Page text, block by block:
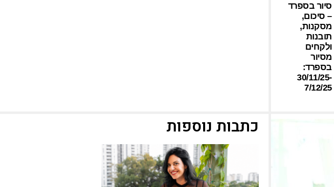
סיור בספרד
– סיכום,
מסקנות,
תובנות
ולקחים
מסיור
בספרד:
30/11/25-
7/12/25
כתבות נוספות